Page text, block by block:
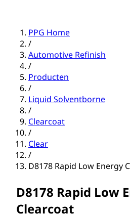
PPG Home
/
Automotive Refinish
/
Producten
/
Liquid Solventborne
/
Clearcoat
/
Clear
/
D8178 Rapid Low Energy
D8178 Rapid Low
Clearcoat